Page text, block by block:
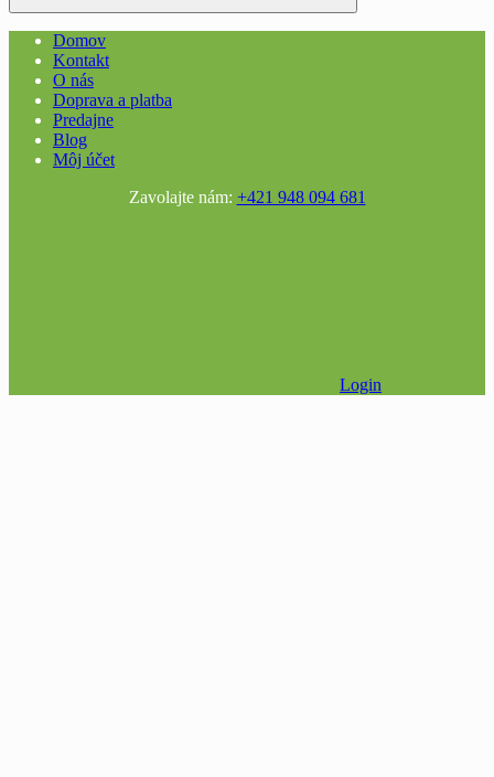
Domov
Kontakt
O nás
Doprava a platba
Predajne
Blog
Môj účet
Zavolajte nám: +421 948 094 681
Login